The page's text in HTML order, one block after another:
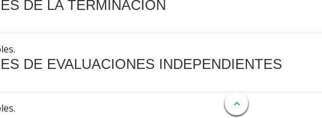
DE LA TERMINACIÓN
DE EVALUACIONES INDEPENDIENTES